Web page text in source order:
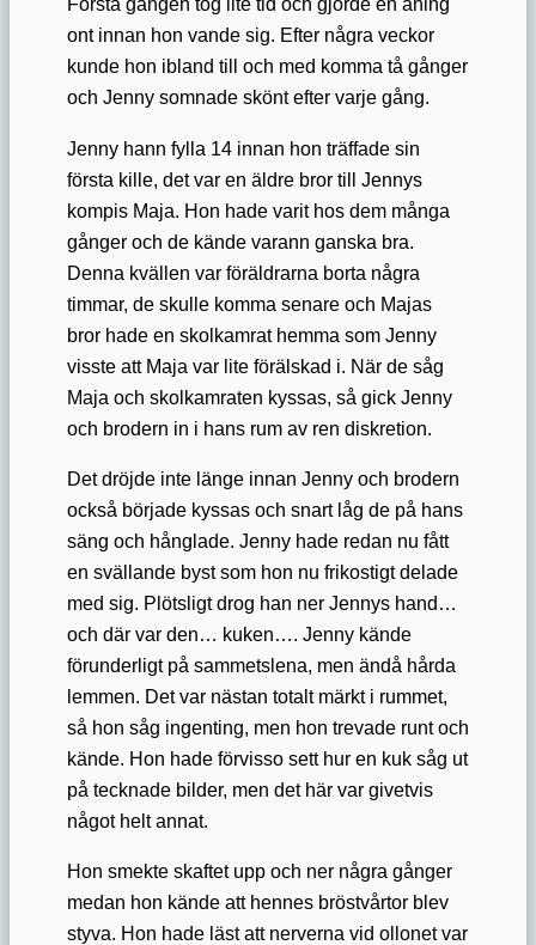
ont innan hon vande sig. Efter några veckor
kunde hon ibland till och med komma tå gånger
och Jenny somnade skönt efter varje gång.
Jenny hann fylla 14 innan hon träffade sin
första kille, det var en äldre bror till Jennys
kompis Maja. Hon hade varit hos dem många
gånger och de kände varann ganska bra.
Denna kvällen var föräldrarna borta några
timmar, de skulle komma senare och Majas
bror hade en skolkamrat hemma som Jenny
visste att Maja var lite förälskad i. När de såg
Maja och skolkamraten kyssas, så gick Jenny
och brodern in i hans rum av ren diskretion.
Det dröjde inte länge innan Jenny och brodern
också började kyssas och snart låg de på hans
säng och hånglade. Jenny hade redan nu fått
en svällande byst som hon nu frikostigt delade
med sig. Plötsligt drog han ner Jennys hand…
och där var den… kuken…. Jenny kände
förunderligt på sammetslena, men ändå hårda
lemmen. Det var nästan totalt märkt i rummet,
så hon såg ingenting, men hon trevade runt och
kände. Hon hade förvisso sett hur en kuk såg ut
på tecknade bilder, men det här var givetvis
något helt annat.
Hon smekte skaftet upp och ner några gånger
medan hon kände att hennes bröstvårtor blev
styva. Hon hade läst att nerverna vid ollonet var